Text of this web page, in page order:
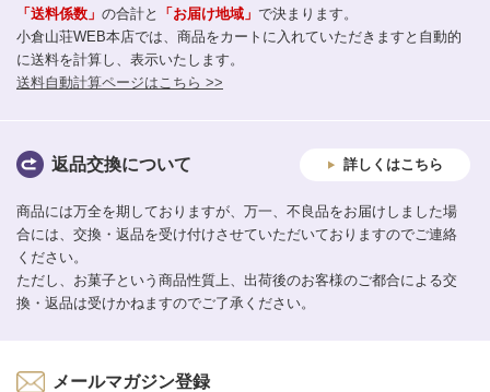
「送料係数」 の合計と 「お届け地域」 で決まります。
小倉山荘WEB本店では、商品をカートに入れていただきますと自動的
に送料を計算し、表示いたします。
送料自動計算ページはこちら >>
返品交換について 詳しくはこちら
商品には万全を期しておりますが、万一、不良品をお届けしました場
合には、交換・返品を受け付けさせていただいておりますのでご連絡
ください。
ただし、お菓子という商品性質上、出荷後のお客様のご都合による交
換・返品は受けかねますのでご了承ください。
メールマガジン登録